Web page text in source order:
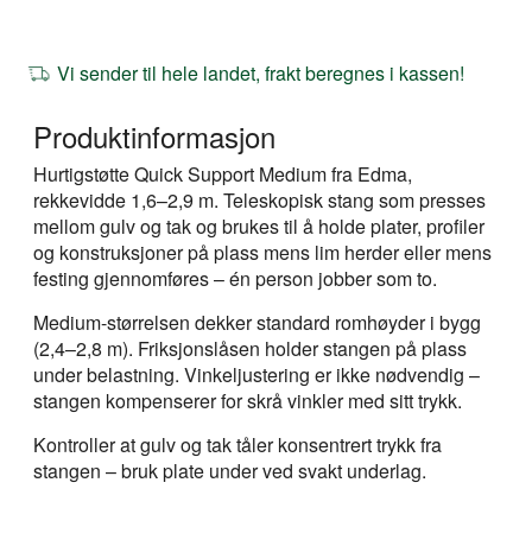
Vi sender til hele landet, frakt beregnes i kassen!
Produktinformasjon
Hurtigstøtte Quick Support Medium fra Edma,
rekkevidde 1,6–2,9 m. Teleskopisk stang som presses
mellom gulv og tak og brukes til å holde plater, profiler
og konstruksjoner på plass mens lim herder eller mens
festing gjennomføres – én person jobber som to.
Medium-størrelsen dekker standard romhøyder i bygg
(2,4–2,8 m). Friksjonslåsen holder stangen på plass
under belastning. Vinkeljustering er ikke nødvendig –
stangen kompenserer for skrå vinkler med sitt trykk.
Kontroller at gulv og tak tåler konsentrert trykk fra
stangen – bruk plate under ved svakt underlag.